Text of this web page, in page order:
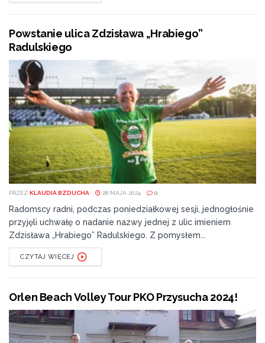
Powstanie ulica Zdzisława „Hrabiego”
Radulskiego
PRZEZ KLAUDIA BZDUCHA 28 MAJA 2024 0
Radomscy radni, podczas poniedziałkowej sesji, jednogłośnie
przyjęli uchwałę o nadanie nazwy jednej z ulic imieniem
Zdzisława „Hrabiego” Radulskiego. Z pomysłem...
CZYTAJ WIĘCEJ
Orlen Beach Volley Tour PKO Przysucha 2024!